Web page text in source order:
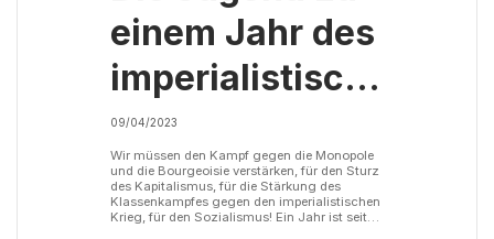
einem Jahr des
imperialistischen
Krieges in der
Ukraine
09/04/2023
Wir müssen den Kampf gegen die Monopole
und die Bourgeoisie verstärken, für den Sturz
des Kapitalismus, für die Stärkung des
Klassenkampfes gegen den imperialistischen
Krieg, für den Sozialismus! Ein Jahr ist seit